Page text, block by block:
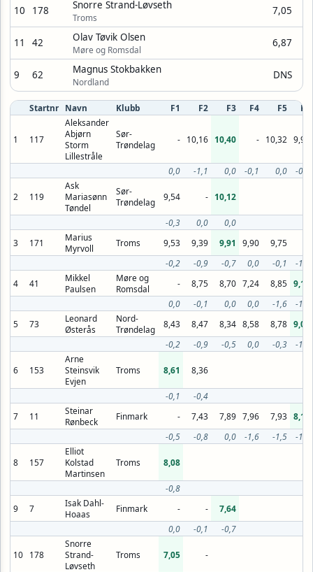
10 178 Snorre Strand-Løvseth
Troms
7,05
11 42 Olav Tøvik Olsen
Møre og Romsdal
6,87
9 62 Magnus Stokbakken
Nordland
DNS
Startnr Navn Klubb F1 F2 F3 F4 F5 F6
1 117
Aleksander
Abjørn
Storm
Lillestråle
Sør-
Trøndelag
- 10,16 10,40 - 10,32 9,90
0,0 -1,1 0,0 -0,1 0,0 -0,1
2 119
Ask
Mariasønn
Tøndel
Sør-
Trøndelag
9,54 - 10,12
-0,3 0,0
0,0
3
171
Marius
Myrvoll
Troms 9,53 9,39 9,91 9,90 9,75
-0,2
-0,9 -0,7 0,0 -0,1
-1,7
4
41
Mikkel
Paulsen
Møre og
Romsdal
- 8,75 8,70 7,24 8,85
9,16
0,0
-0,1 0,0 0,0 -1,6
-1,2
5
73
Leonard
Østerås
Nord-
Trøndelag
8,43 8,47 8,34 8,58 8,78 9,08
-0,2
-0,9 -0,5 0,0 -0,3 -1,0
6 153
Arne
Steinsvik
Evjen
Troms 8,61 8,36
-0,1
-0,4
7
11
Steinar
Rønbeck
Finmark - 7,43 7,89 7,96 7,93
8,19
-0,5
-0,8 0,0 -1,6 -1,5 -1,3
8 157
Elliot
Kolstad
Martinsen
Troms 8,08
-0,8
9
7
Isak Dahl-
Hoaas
Finmark - -
7,64
0,0
-0,1 -0,7
10 178
Snorre
Strand-
Løvseth
Troms 7,05 -